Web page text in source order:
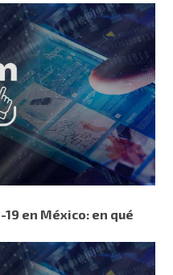
19 en México: en qué